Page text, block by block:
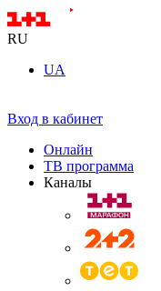
RU
UA
Вход в кабинет
Онлайн
ТВ программа
Каналы